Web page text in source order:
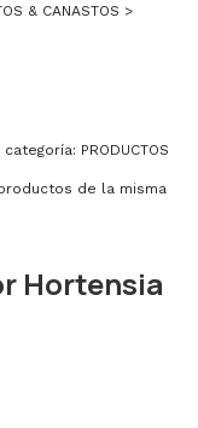
& CANASTOS >
PRODUCTOS
de la misma
Hortensia